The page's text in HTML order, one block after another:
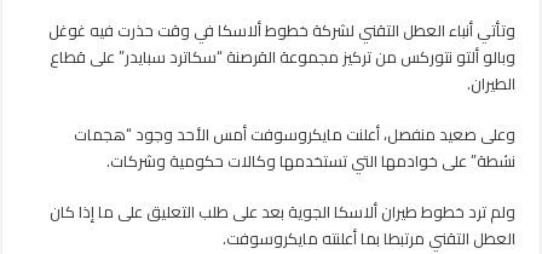
وتأتي أنباء العطل التقني لشركة خطوط ألاسكا في وقت حذرت فيه غوغل
وبالو ألتو نتوركس من تركيز مجموعة القرصنة “سكاترد سبايدر” على قطاع
الطيران.
وعلى صعيد منفصل، أعلنت مايكروسوفت أمس الأحد وجود “هجمات
نشطة” على خوادمها التي تستخدمها وكالات حكومية وشركات.
ولم ترد خطوط طيران ألاسكا الجوية بعد على طلب التعليق على ما إذا كان
العطل التقني مرتبطا بما أعلنته مايكروسوفت.